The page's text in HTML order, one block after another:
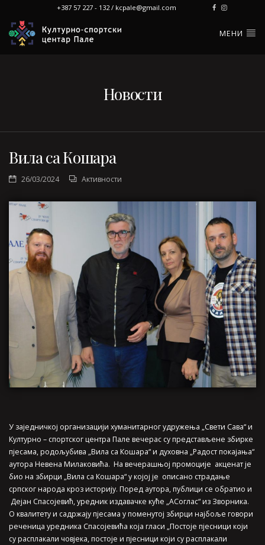
+387 57 227 - 132 / kcpale@gmail.com
МЕНИ
Новости
Вила са Кошара
26/03/2024 Активности
У заједничкој организацији хуманитарног удружења „Свети Сава“ и
Културно – спортског центра Пале вечерас су представљене збирке
пјесама, родољубива „Вила са Кошара“ и духовна „Радост покајања“
аутора Невена Милаковића. На вечерашњој промоције акценат је
био на збирци „Вила са Кошара“ у којој је описано страдање
српског народа кроз историју. Поред аутора, публици се обратио и
Дејан Спасојевић, уредник издавачке куће „АСоглас“ из Зворника.
О квалитету и садржају пјесама у поменутој збирци најбоље говори
реченица уредника Спасојевића која гласи „Постоје пјесници који
су расплакали човјека, постоје и пјесници који су расплакали